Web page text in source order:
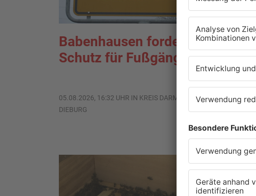
Babenhausen fordert mehr
Schutz für Fußgänger
05.08.2026, 16:32 UHR IN KREIS DARMSTADT-
DIEBURG